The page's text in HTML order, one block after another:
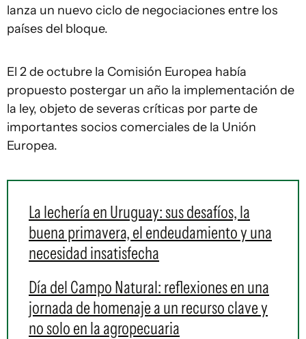
lanza un nuevo ciclo de negociaciones entre los
países del bloque.
El 2 de octubre la Comisión Europea había
propuesto postergar un año la implementación de
la ley, objeto de severas críticas por parte de
importantes socios comerciales de la Unión
Europea.
La lechería en Uruguay: sus desafíos, la
buena primavera, el endeudamiento y una
necesidad insatisfecha
Día del Campo Natural: reflexiones en una
jornada de homenaje a un recurso clave y
no solo en la agropecuaria